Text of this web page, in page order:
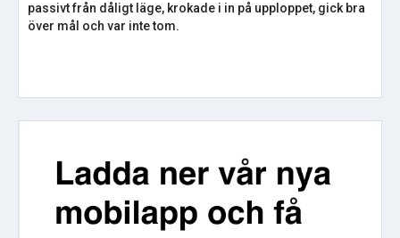
passivt från dåligt läge, krokade i in på upploppet, gick bra
över mål och var inte tom.